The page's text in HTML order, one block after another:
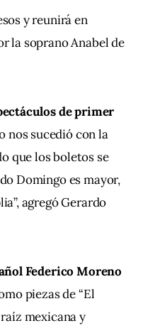
y reunirá en
la soprano Anabel de
de primer
nos sucedió con la
que los boletos se
Domingo es mayor,
agregó Gerardo
Federico Moreno
piezas de “El
mexicana y